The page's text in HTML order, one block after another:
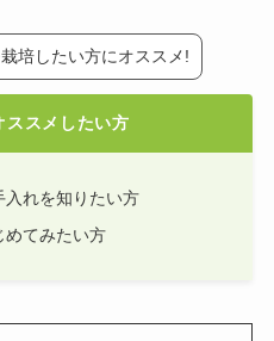
培したい方にオススメ!
ススメしたい方
入れを知りたい方
めてみたい方